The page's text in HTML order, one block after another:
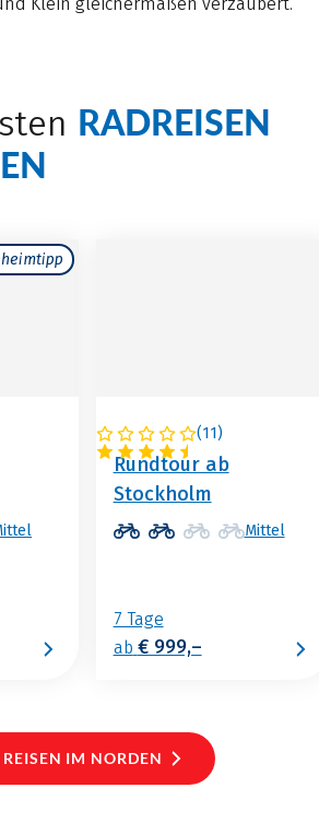
Klein gleichermaßen verzaubert.
RADREISEN
(11)
SCHWEDEN
Rundtour ab
Stockholm
Mittel
7 Tage
ab € 999,–
IM NORDEN